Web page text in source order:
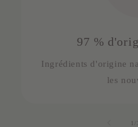
97 %
Ingrédients d'origine
les
1